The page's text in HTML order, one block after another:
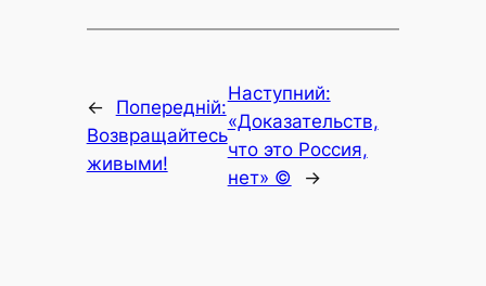
←
Попередній:
Возвращайтесь
живыми!
Наступний:
«Доказательств,
что это Россия,
нет» ©
→